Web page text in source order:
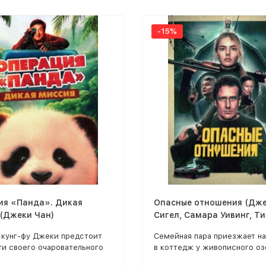
«Панда». Дикая
Чан)
фу Джеки предстоит
своего очаровательного
-15%
Опасные отношения
Сигел, Самара Уивинг,
Семейная пара приезжает
в коттедж у живописного